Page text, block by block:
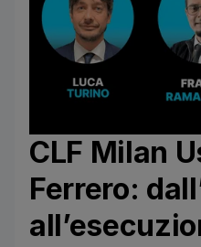
CLF Milan
Ferrero: